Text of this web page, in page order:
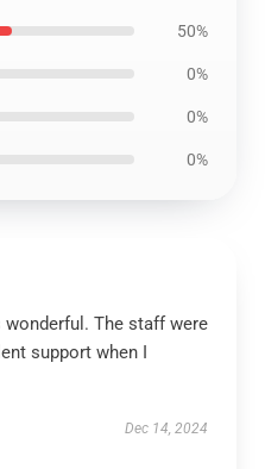
50%
0%
0%
0%
The staff were
support when I
Dec 14, 2024